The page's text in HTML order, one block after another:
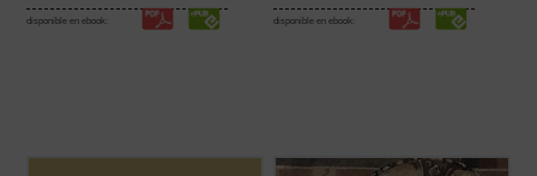
disponible en ebook: disponible en ebook: